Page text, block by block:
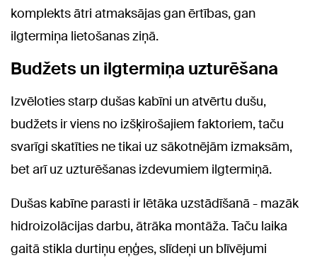
komplekts ātri atmaksājas gan ērtības, gan
ilgtermiņa lietošanas ziņā.
Budžets un ilgtermiņa uzturēšana
Izvēloties starp dušas kabīni un atvērtu dušu,
budžets ir viens no izšķirošajiem faktoriem, taču
svarīgi skatīties ne tikai uz sākotnējām izmaksām,
bet arī uz uzturēšanas izdevumiem ilgtermiņā.
Dušas kabīne parasti ir lētāka uzstādīšanā - mazāk
hidroizolācijas darbu, ātrāka montāža. Taču laika
gaitā stikla durtiņu eņģes, slīdeņi un blīvējumi